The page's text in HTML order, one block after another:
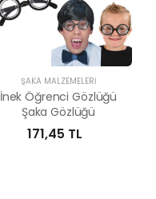
ŞAKA MALZEMELERI
İnek Öğrenci Gözlüğü
Şaka Gözlüğü
171,45 TL